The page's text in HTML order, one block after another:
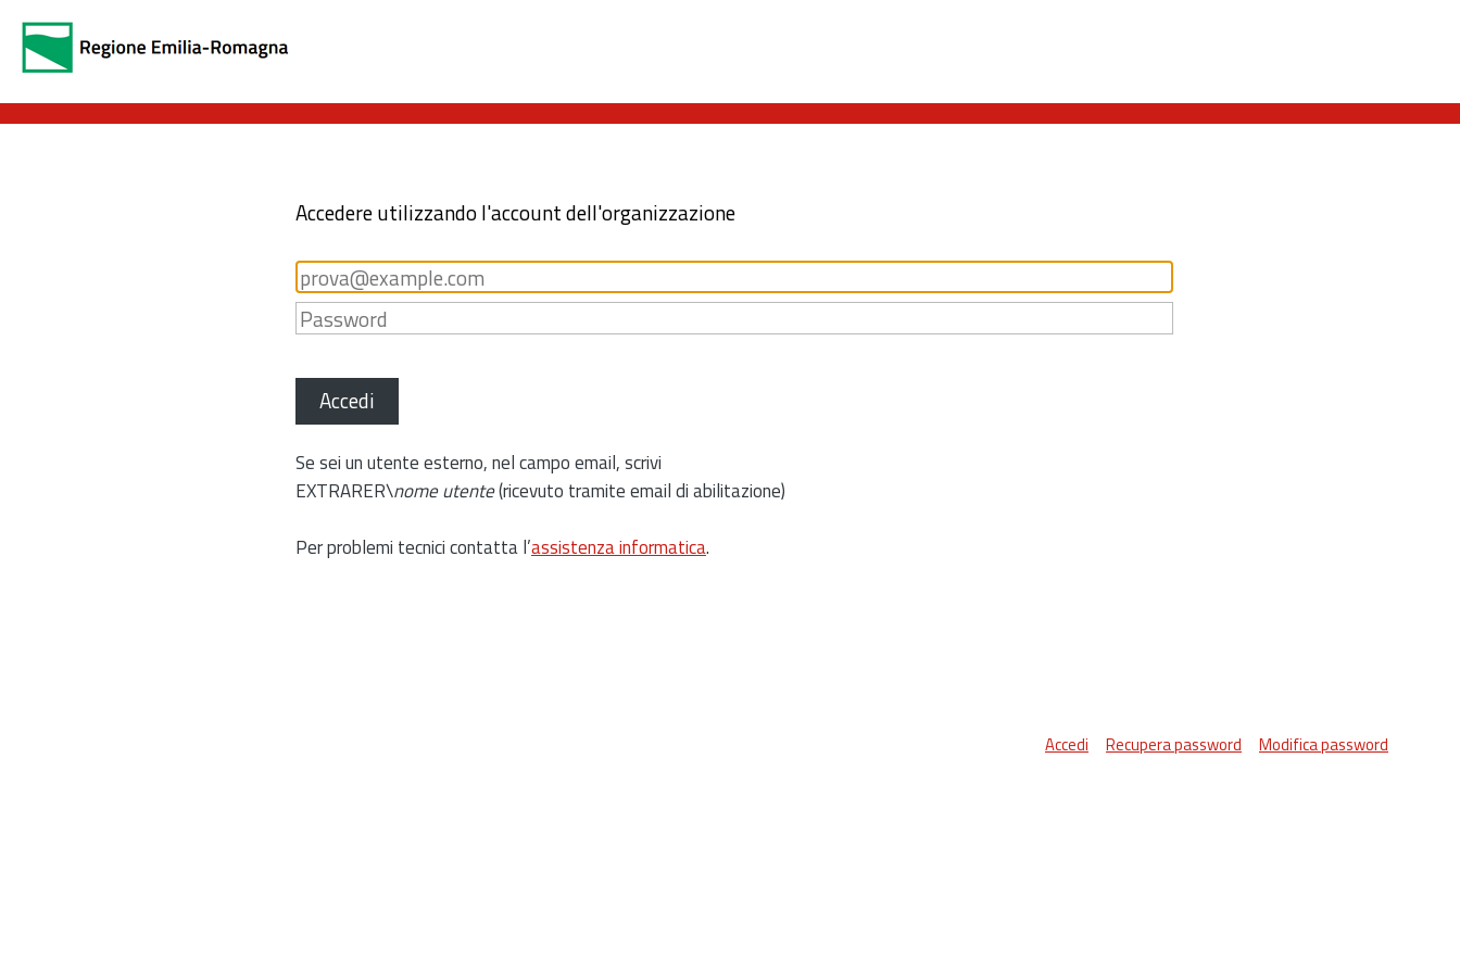
Accedere utilizzando l'account dell'organizzazione
Accedi
Se sei un utente esterno, nel campo email, scrivi
EXTRARER\nome utente(ricevuto tramite email di abilitazione)
Per problemi tecnici contatta l’assistenza informatica.
Accedi Recupera password Modifica password